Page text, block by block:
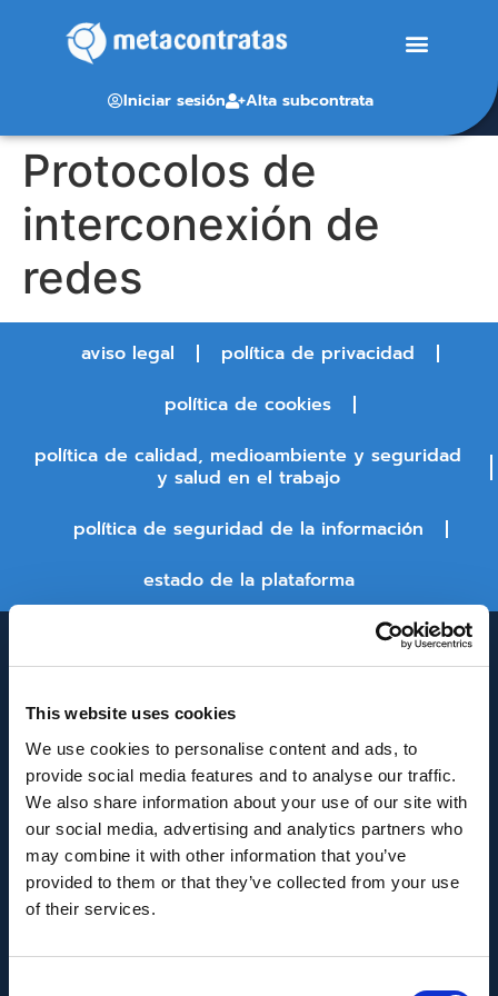
This website uses cookies
We use cookies to personalise content and ads, to
provide social media features and to analyse our traffic.
We also share information about your use of our site with
our social media, advertising and analytics partners who
may combine it with other information that you’ve
provided to them or that they’ve collected from your use
of their services.
Iniciar sesión Alta subcontrata
Protocolos de
interconexión de
redes
aviso legal
política de privacidad
política de cookies
política de calidad, medioambiente y seguridad
y salud en el trabajo
política de seguridad de la información
estado de la plataforma
INNOVACIÓN Y DESARROLLO DE ANDALUCÍA
IDEA
Se ha recibido un incentivo de la Agencia de
Junta de Andalucía, por un importe de